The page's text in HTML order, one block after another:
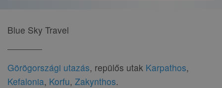
Blue Sky Travel
Görögországi utazás, repülős utak Karpathos,
Kefalonia, Korfu, Zakynthos.